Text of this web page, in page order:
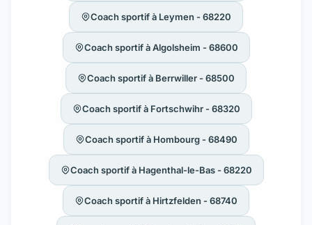
Coach sportif à Leymen - 68220
Coach sportif à Algolsheim - 68600
Coach sportif à Berrwiller - 68500
Coach sportif à Fortschwihr - 68320
Coach sportif à Hombourg - 68490
Coach sportif à Hagenthal-le-Bas - 68220
Coach sportif à Hirtzfelden - 68740